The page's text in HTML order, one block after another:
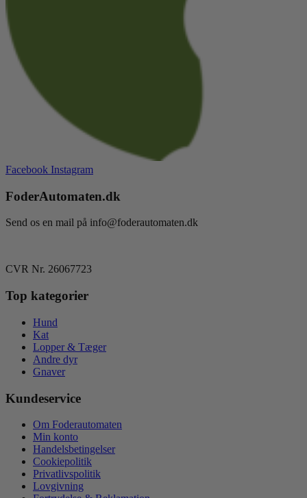
Facebook Instagram
FoderAutomaten.dk
Send os en mail på info@foderautomaten.dk
CVR Nr. 26067723
Top kategorier
Hund
Kat
Lopper & Tæger
Andre dyr
Gnaver
Kundeservice
Om Foderautomaten
Min konto
Handelsbetingelser
Cookiepolitik
Privatlivspolitik
Lovgivning